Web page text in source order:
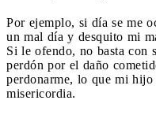
Por ejemplo, si día se me
un mal día y desquito mi
Si le ofendo, no basta con
perdón por el daño
perdonarme, lo que mi
misericordia.